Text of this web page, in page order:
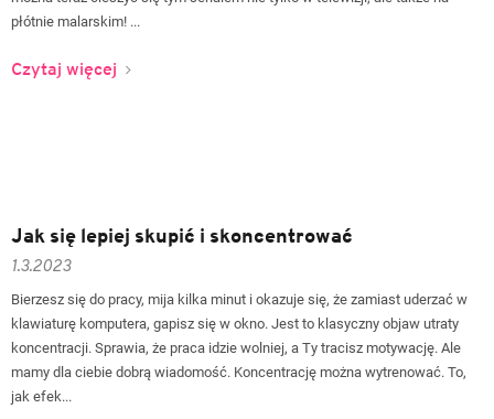
płótnie malarskim! ...
Czytaj więcej
Jak się lepiej skupić i skoncentrować
1.3.2023
Bierzesz się do pracy, mija kilka minut i okazuje się, że zamiast uderzać w
klawiaturę komputera, gapisz się w okno. Jest to klasyczny objaw utraty
koncentracji. Sprawia, że praca idzie wolniej, a Ty tracisz motywację. Ale
mamy dla ciebie dobrą wiadomość. Koncentrację można wytrenować. To,
jak efek...